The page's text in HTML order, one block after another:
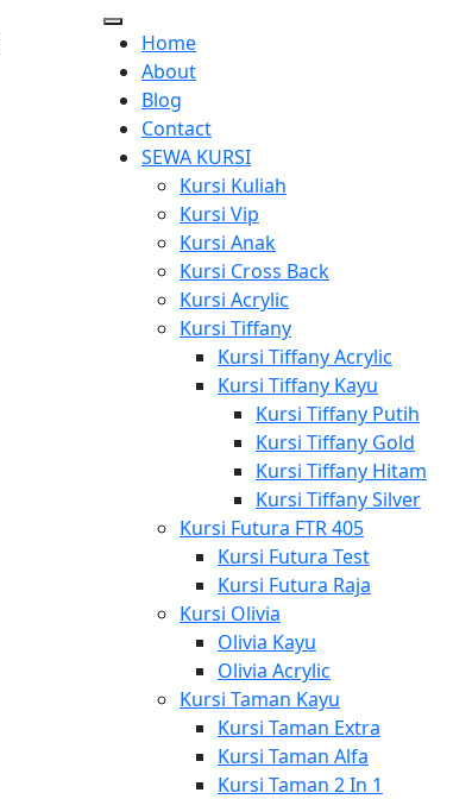
Home
About
Blog
Contact
SEWA KURSI
Kursi Kuliah
Kursi Vip
Kursi Anak
Kursi Cross Back
Kursi Acrylic
Kursi Tiffany
Kursi Tiffany Acrylic
Kursi Tiffany Kayu
Kursi Tiffany Putih
Kursi Tiffany Gold
Kursi Tiffany Hitam
Kursi Tiffany Silver
Kursi Futura FTR 405
Kursi Futura Test
Kursi Futura Raja
Kursi Olivia
Olivia Kayu
Olivia Acrylic
Kursi Taman Kayu
Kursi Taman Extra
Kursi Taman Alfa
Kursi Taman 2 In 1